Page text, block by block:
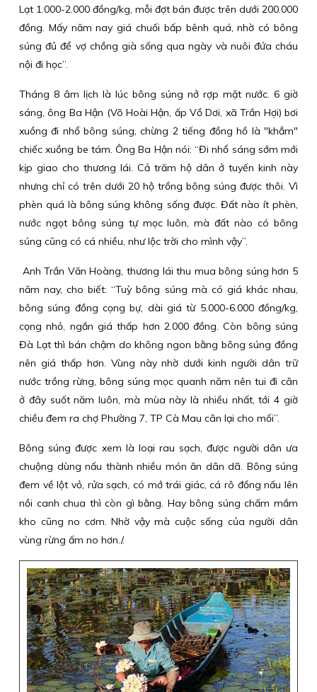
Lạt 1.000-2.000 đồng/kg, mỗi đợt bán được trên dưới 200.000
đồng. Mấy năm nay giá chuối bấp bênh quá, nhờ có bông
súng đủ để vợ chồng già sống qua ngày và nuôi đứa cháu
nội đi học”.
Tháng 8 âm lịch là lúc bông súng nở rợp mặt nước. 6 giờ
sáng, ông Ba Hận (Võ Hoài Hận, ấp Vồ Dơi, xã Trần Hợi) bơi
xuồng đi nhổ bông súng, chừng 2 tiếng đồng hồ là "khẳm"
chiếc xuồng be tám. Ông Ba Hận nói: “Đi nhổ sáng sớm mới
kịp giao cho thương lái. Cả trăm hộ dân ở tuyến kinh này
nhưng chỉ có trên dưới 20 hộ trồng bông súng được thôi. Vì
phèn quá là bông súng không sống được. Đất nào ít phèn,
nước ngọt bông súng tự mọc luôn, mà đất nào có bông
súng cũng có cá nhiều, như lộc trời cho mình vậy”.
Anh Trần Văn Hoàng, thương lái thu mua bông súng hơn 5
năm nay, cho biết: “Tuỳ bông súng mà có giá khác nhau,
bông súng đồng cọng bự, dài giá từ 5.000-6.000 đồng/kg,
cọng nhỏ, ngắn giá thấp hơn 2.000 đồng. Còn bông súng
Đà Lạt thì bán chậm do không ngon bằng bông súng đồng
nên giá thấp hơn. Vùng này nhờ dưới kinh người dân trữ
nước trồng rừng, bông súng mọc quanh năm nên tui đi cân
ở đây suốt năm luôn, mà mùa này là nhiều nhất, tới 4 giờ
chiều đem ra chợ Phường 7, TP Cà Mau cân lại cho mối”.
Bông súng được xem là loại rau sạch, được người dân ưa
chuộng dùng nấu thành nhiều món ăn dân dã. Bông súng
đem về lột vỏ, rửa sạch, có mớ trái giác, cá rô đồng nấu lên
nồi canh chua thì còn gì bằng. Hay bông súng chấm mắm
kho cũng no cơm. Nhờ vậy mà cuộc sống của người dân
vùng rừng ấm no hơn./.